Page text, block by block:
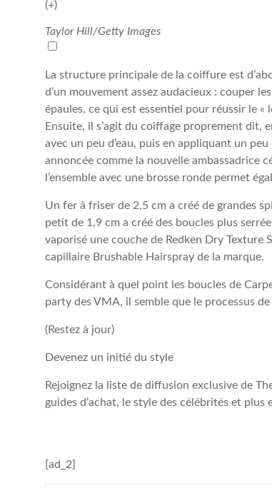
(+)
Taylor Hill/Getty Images
La structure principale de la coiffure est
d’un mouvement assez audacieux : couper
épaules, ce qui est essentiel pour réussir le
Ensuite, il s’agit du coiffage proprement dit,
avec un peu d’eau, puis en appliquant un
annoncée comme la nouvelle ambassadrice
l’ensemble avec une brosse ronde permet
Un fer à friser de 2,5 cm a créé de grandes
petit de 1,9 cm a créé des boucles plus
vaporisé une couche de Redken Dry
capillaire Brushable Hairspray de la marque.
Considérant à quel point les boucles de
party des VMA, il semble que le processus
(Restez à jour)
Devenez un initié du style
Rejoignez la liste de diffusion exclusive de
guides d’achat, le style des célébrités et plus
[ad_2]